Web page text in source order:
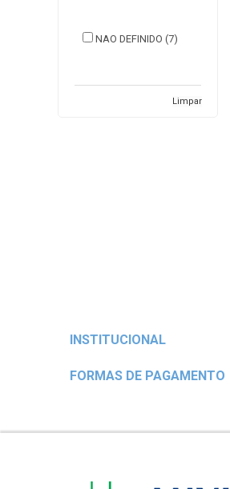
NAO DEFINIDO (7)
Limpar
INSTITUCIONAL
FORMAS DE PAGAMENTO